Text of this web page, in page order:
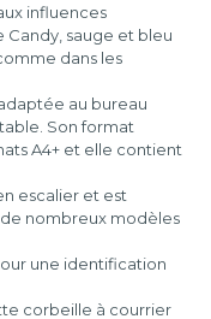
influences
Candy, sauge et bleu
dans les
au bureau
Son format
A4+ et elle contient
escalier et est
nombreux modèles
une identification
corbeille à courrier